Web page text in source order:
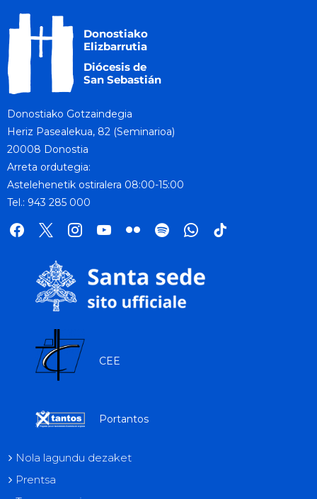
Donostiako Gotzaindegia
Heriz Pasealekua, 82 (Seminarioa)
20008 Donostia
Arreta ordutegia:
Astelehenetik ostiralera 08:00-15:00
Tel.: 943 285 000
facebook
x instagramyoutube
flickr spotifywhatsapp
tik
CEE
Portantos
Nola lagundu dezaket
Prentsa